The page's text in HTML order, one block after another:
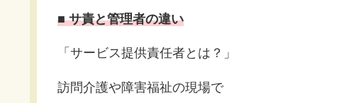
■サ責と管理者の違い
「サービス提供責任者とは？」
訪問介護や障害福祉の現場で